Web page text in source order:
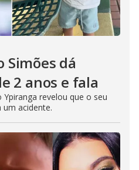
Simões dá
2 anos e fala
revelou que o seu
acidente.